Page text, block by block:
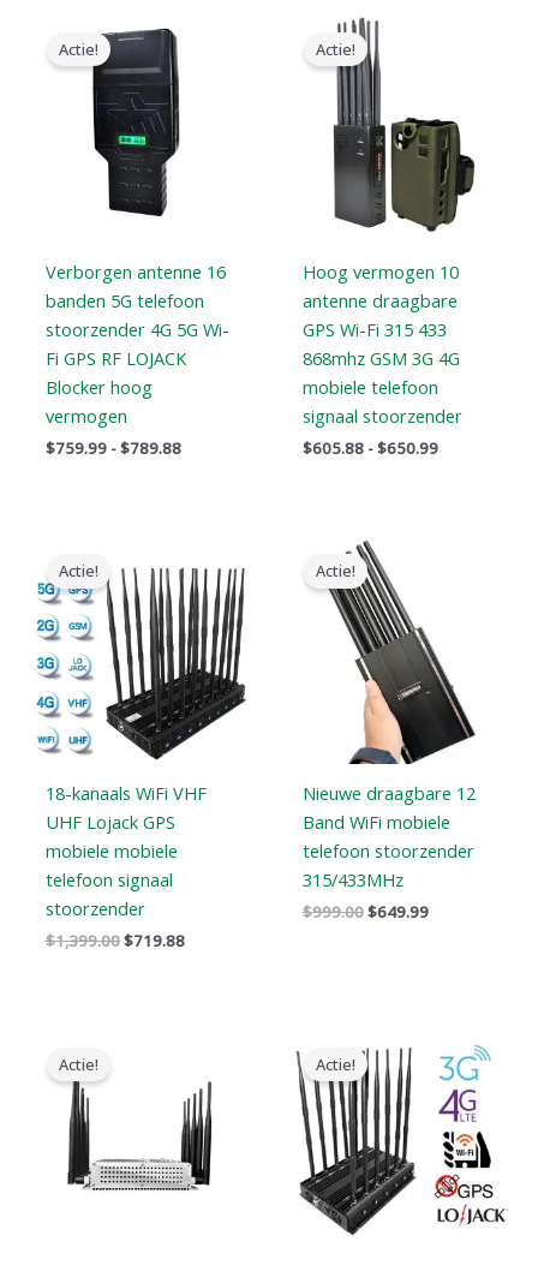
Actie!
Verborgen antenne 16
banden 5G telefoon
stoorzender 4G 5G Wi-
Fi GPS RF LOJACK
Blocker hoog
vermogen
$759.99 -$789.88
Actie!
Hoog vermogen 10
antenne draagbare
GPS Wi-Fi 315 433
868mhz GSM 3G 4G
mobiele telefoon
signaal stoorzender
$605.88 -$650.99
Actie!
18-kanaals WiFi VHF
UHF Lojack GPS
mobiele mobiele
telefoon signaal
stoorzender
$1,399.00
was:
$1,399.00.
$719.88
is:
$719.88.
Actie!
Nieuwe draagbare 12
Band WiFi mobiele
telefoon stoorzender
315/433MHz
$999.00
Oorspronkelijke
prijs
was:
$999.00.
$649.99
Actie!
$425.99.
Actie!
prijs
was:
$1,199.00.
prijs
is:
$609.99.